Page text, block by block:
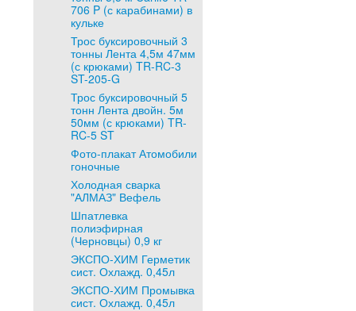
706 P (с карабинами) в
кульке
Трос буксировочный 3
тонны Лента 4,5м 47мм
(с крюками) TR-RC-3
ST-205-G
Трос буксировочный 5
тонн Лента двойн. 5м
50мм (с крюками) TR-
RC-5 ST
Фото-плакат Атомобили
гоночные
Холодная сварка
"АЛМАЗ" Вефель
Шпатлевка
полиэфирная
(Черновцы) 0,9 кг
ЭКСПО-ХИМ Герметик
сист. Охлажд. 0,45л
ЭКСПО-ХИМ Промывка
сист. Охлажд. 0,45л